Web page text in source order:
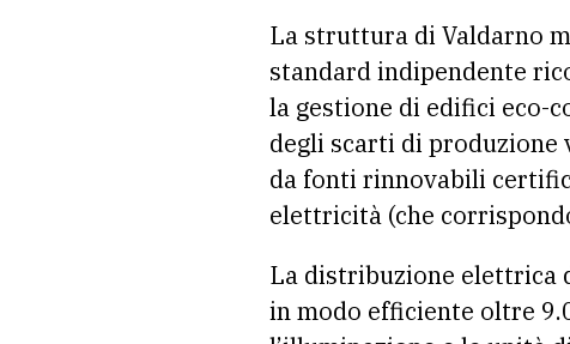
La struttura di Valdarno
standard indipendente
la gestione di edifici eco-
degli scarti di produzione
da fonti rinnovabili
elettricità (che
La distribuzione elettrica
in modo efficiente oltre